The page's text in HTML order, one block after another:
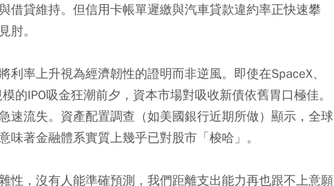
借貸維持。但信用卡帳單遲繳與汽車貸款違約率正快速攀
肘。
率上升視為經濟韌性的證明而非逆風。即使在SpaceX、
的IPO吸金狂潮前夕，資本市場對吸收新債依舊胃口極佳。
速流失。資產配置調查（如美國銀行近期所做）顯示，全球
著金融體系實質上幾乎已對股市「梭哈」。
性，沒有人能準確預測，我們距離支出能力再也跟不上意願